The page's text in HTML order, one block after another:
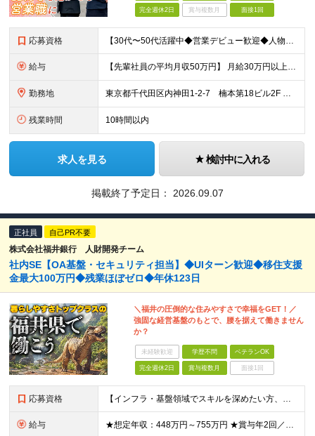
完全週休2日 賞与複数月 面接1回
応募資格 【30代〜50代活躍中◆営業デビュー歓迎◆人物重視の採用】 ・学歴不問 ・ブランクOK
給与 【先輩社員の平均月収50万円】 月給30万円以上+インセンティブ+その他手当 ※経験・スキルを考慮の上で給与を決定します ※上記には5万円（月20時間分）のみなし残業代と一律手当（営業手当4万円、能力
勤務地 東京都千代田区内神田1-2-7 楠本第18ビル2F ◆U・Iターン歓迎 ◆転勤なし (変更の範囲)上記を除く当社関連勤務地
残業時間 10時間以内
求人を見る 検討中に入れる
掲載終了予定日： 2026.09.07
正社員 自己PR不要
株式会社福井銀行 人財開発チーム
社内SE【OA基盤・セキュリティ担当】◆UIターン歓迎◆移住支援
金最大100万円◆残業ほぼゼロ◆年休123日
＼福井の圧倒的な住みやすさで幸福をGET！／
強固な経営基盤のもとで、腰を据えて働きません
か？
未経験歓迎 学歴不問 ベテランOK
完全週休2日 賞与複数月 面接1回
応募資格 【インフラ・基盤領域でスキルを深めたい方、大歓迎！】 ◆学歴不問 ◆以下いずれかの経験がある方（年数不問） ・OA基盤の構築・運用・保守 ・ネットワーク設計・構築・運用 ・セキュリティ設計・運用・監
給与 ★想定年収：448万円～755万円 ★賞与年2回／前年度実績：4ヶ月分 月給28万～47万2000円＋賞与年2回＋各種手当 ※経験・能力を考慮の上、決定いたします。 ※残業手当は残業時間に応じて別